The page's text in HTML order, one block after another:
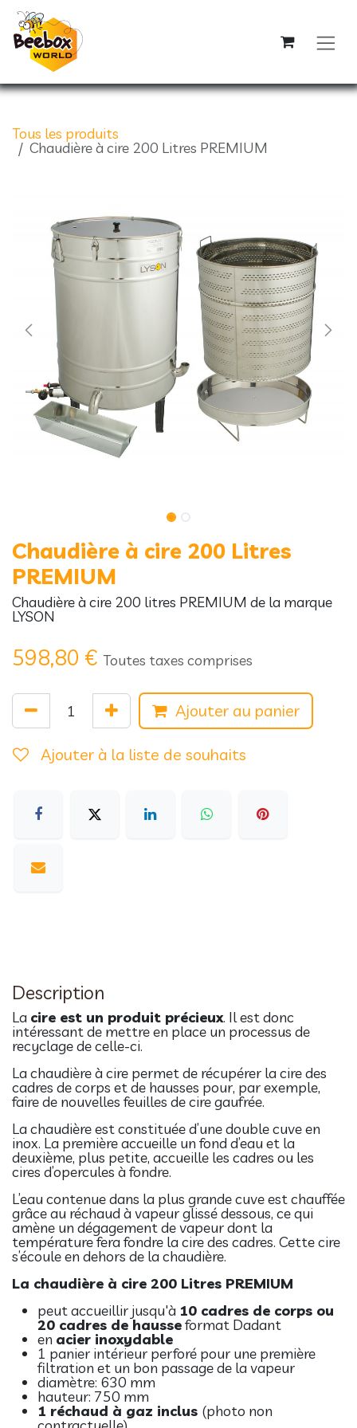
Se rendre au contenu
Tous les produits
Chaudière à cire 200 Litres PREMIUM
Chaudière à cire 200 Litres
PREMIUM
Chaudière à cire 200 litres PREMIUM de la marque
LYSON
598,80 € Toutes taxes comprises
Ajouter au panier
Ajouter à la liste de souhaits
Description
La cire est un produit précieux. Il est donc
intéressant de mettre en place un processus de
recyclage de celle-ci.
La chaudière à cire permet de récupérer la cire des
cadres de corps et de hausses pour, par exemple,
faire de nouvelles feuilles de cire gaufrée.
La chaudière est constituée d’une double cuve en
inox. La première accueille un fond d’eau et la
deuxième, plus petite, accueille les cadres ou les
cires d’opercules à fondre.
L’eau contenue dans la plus grande cuve est chauffée
grâce au réchaud à vapeur glissé dessous, ce qui
amène un dégagement de vapeur dont la
température fera fondre la cire des cadres. Cette cire
s’écoule en dehors de la chaudière.
La chaudière à cire 200 Litres PREMIUM
peut accueillir jusqu'à 10 cadres de corps ou
20 cadres de hausseformat Dadant
en acier inoxydable
1 panier intérieur perforé pour une première
filtration et un bon passage de la vapeur
diamètre: 630 mm
hauteur: 750 mm
1 réchaud à gaz inclus (photo non